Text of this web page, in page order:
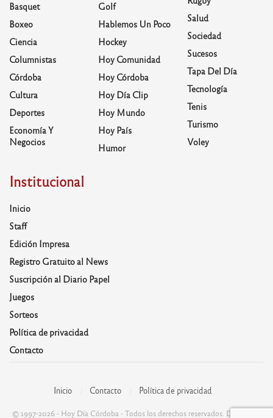
Basquet
Boxeo
Ciencia
Columnistas
Córdoba
Cultura
Deportes
Economía Y
Negocios
Golf
Hablemos Un Poco
Hockey
Hoy Comunidad
Hoy Córdoba
Hoy Día Clip
Hoy Mundo
Hoy País
Humor
Salud
Sociedad
Sucesos
Tapa Del Día
Tecnología
Tenis
Turismo
Voley
Institucional
Inicio
Staff
Edición Impresa
Registro Gratuito al News
Suscripción al Diario Papel
Juegos
Sorteos
Política de privacidad
Contacto
Inicio Contacto Política de privacidad
© 1997-2026 - Hoy Día Córdoba - Todos los derechos reservados. Desarrolla: